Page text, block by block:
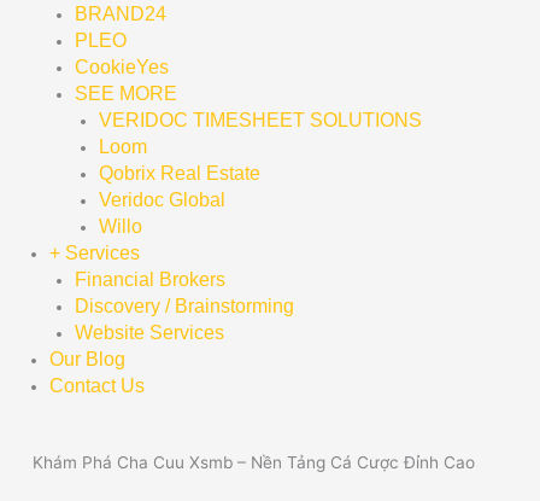
BRAND24
PLEO
CookieYes
SEE MORE
VERIDOC TIMESHEET SOLUTIONS
Loom
Qobrix Real Estate
Veridoc Global
Willo
+ Services
Financial Brokers
Discovery / Brainstorming
Website Services
Our Blog
Contact Us
Khám Phá Cha Cuu Xsmb – Nền Tảng Cá Cược Đỉnh Cao